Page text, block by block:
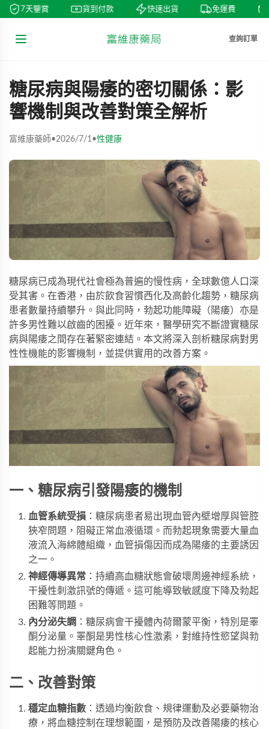
7天鑒賞 貨到付款 快速出貨 免運費
查詢訂單
糖尿病與陽痿的密切關係：影
響機制與改善對策全解析
富維康藥師•2026/7/1•性健康
糖尿病已成為現代社會極為普遍的慢性病，全球數億人口深
受其害。在香港，由於飲食習慣西化及高齡化趨勢，糖尿病
患者數量持續攀升。與此同時，勃起功能障礙（陽痿）亦是
許多男性難以啟齒的困擾。近年來，醫學研究不斷證實糖尿
病與陽痿之間存在著緊密連結。本文將深入剖析糖尿病對男
性性機能的影響機制，並提供實用的改善方案。
一、糖尿病引發陽痿的機制
血管系統受損 ：糖尿病患者易出現血管內壁增厚與管腔
狹窄問題，阻礙正常血液循環。而勃起現象需要大量血
液流入海綿體組織，血管損傷因而成為陽痿的主要誘因
之一。
神經傳導異常 ：持續高血糖狀態會破壞周邊神經系統，
干擾性刺激訊號的傳遞。這可能導致敏感度下降及勃起
困難等問題。
內分泌失調 ：糖尿病會干擾體內荷爾蒙平衡，特別是睪
酮分泌量。睪酮是男性核心性激素，對維持性慾望與勃
起能力扮演關鍵角色。
二、改善對策
穩定血糖指數 ：透過均衡飲食、規律運動及必要藥物治
療，將血糖控制在理想範圍，是預防及改善陽痿的核心